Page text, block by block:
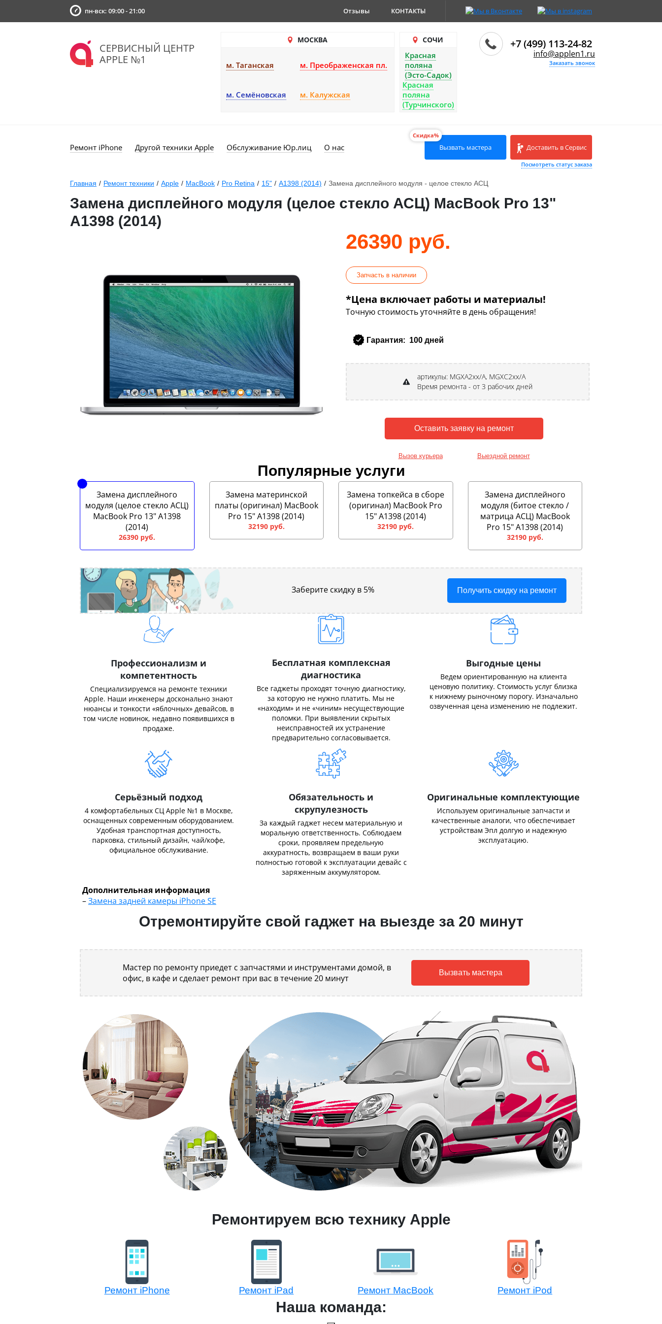
пн-вск: 09:00 - 21:00 Отзывы КОНТАКТЫ
СЕРВИСНЫЙ ЦЕНТР
APPLE №1
МОСКВА
м. Таганская м. Преображенская пл.
м. Семёновская м. Калужская
СОЧИ
Красная
поляна
(Эсто-Садок)
Красная
поляна
(Турчинского)
+7 (499) 113-24-82
info@applen1.ru
Заказать звонок
Ремонт iPhone Другой техники Apple Обслуживание Юр.лиц О нас
Скидка%
Вызвать мастера Доставить в Сервис
Посмотреть статус заказа
Главная / Ремонт техники / Apple / MacBook / Pro Retina / 15" / A1398 (2014) / Замена дисплейного модуля - целое стекло АСЦ
Замена дисплейного модуля (целое стекло АСЦ) MacBook Pro 13"
A1398 (2014)
26390 руб.
Запчасть в наличии
*Цена включает работы и материалы!
Точную стоимость уточняйте в день обращения!
Гарантия: 100 дней
артикулы: MGXA2xx/A, MGXC2xx/A
Время ремонта - от 3 рабочих дней
Вызов курьера Выездной ремонт
Популярные услуги
Замена дисплейного
модуля (целое стекло АСЦ)
MacBook Pro 13" A1398
(2014)
26390 руб.
Замена материнской
платы (оригинал) MacBook
Pro 15" A1398 (2014)
32190 руб.
Замена топкейса в сборе
(оригинал) MacBook Pro
15" A1398 (2014)
32190 руб.
Замена дисплейного
модуля (битое стекло /
матрица АСЦ) MacBook
Pro 15" A1398 (2014)
32190 руб.
Заберите скидку в 5% Получить скидку на ремонт
Профессионализм и
компетентность
Специализируемся на ремонте техники
Apple. Наши инженеры досконально знают
нюансы и тонкости «яблочных» девайсов, в
том числе новинок, недавно появившихся в
продаже.
Бесплатная комплексная
диагностика
Все гаджеты проходят точную диагностику,
за которую не нужно платить. Мы не
«находим» и не «чиним» несуществующие
поломки. При выявлении скрытых
неисправностей их устранение
предварительно согласовывается.
Выгодные цены
Ведем ориентированную на клиента
ценовую политику. Стоимость услуг близка
к нижнему рыночному порогу. Изначально
озвученная цена изменению не подлежит.
Серьёзный подход
4 комфортабельных СЦ Apple №1 в Москве,
оснащенных современным оборудованием.
Удобная транспортная доступность,
парковка, стильный дизайн, чай/кофе,
официальное обслуживание.
Обязательность и
скрупулезность
За каждый гаджет несем материальную и
моральную ответственность. Соблюдаем
сроки, проявляем предельную
аккуратность, возвращаем в ваши руки
полностью готовой к эксплуатации девайс с
заряженным аккумулятором.
Оригинальные комплектующие
Используем оригинальные запчасти и
качественные аналоги, что обеспечивает
устройствам Эпл долгую и надежную
эксплуатацию.
Дополнительная информация
–Замена задней камеры iPhone SE
Отремонтируйте свой гаджет на выезде за 20 минут
Мастер по ремонту приедет с запчастями и инструментами домой, в
офис, в кафе и сделает ремонт при вас в течение 20 минут
Вызвать мастера
Ремонтируем всю технику Apple
Ремонт iPhone Ремонт iPad Ремонт MacBook Ремонт iPod
Наша команда: